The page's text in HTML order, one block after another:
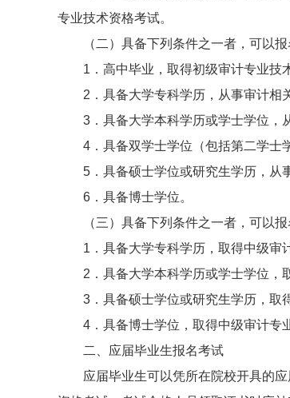
专业技术资格考试。
（二）具备下列条件之一者，可以
1．高中毕业，取得初级审计专业技
2．具备大学专科学历，从事审计相
3．具备大学本科学历或学士学位，
4．具备双学士学位（包括第二学士
5．具备硕士学位或研究生学历，从
6．具备博士学位。
（三）具备下列条件之一者，可以
1．具备大学专科学历，取得中级审
2．具备大学本科学历或学士学位，
3．具备硕士学位或研究生学历，取
4．具备博士学位，取得中级审计专
二、应届毕业生报名考试
应届毕业生可以凭所在院校开具的